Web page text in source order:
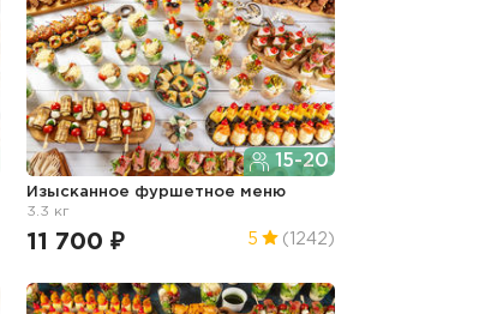
15-20
Изысканное фуршетное меню
3.3 кг
11 700 ₽ 5 (1242)